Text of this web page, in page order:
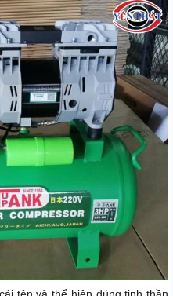
tên và thể hiện đúng tinh thần